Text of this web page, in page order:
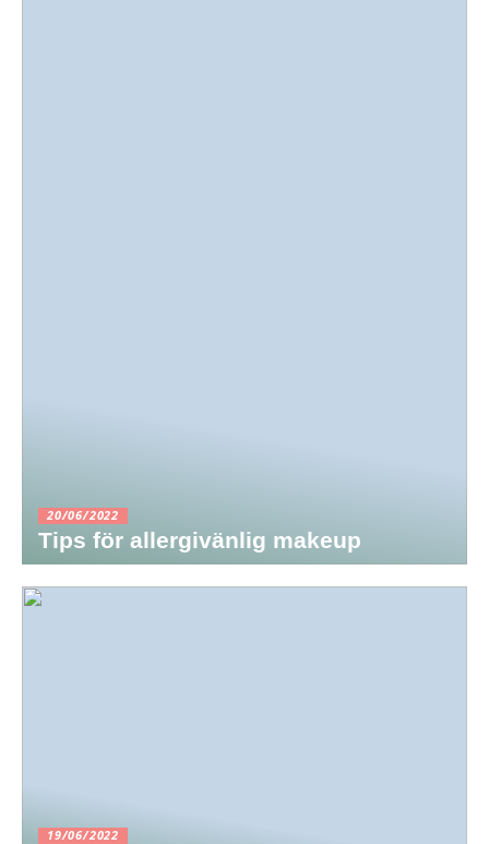
20/06/2022
Tips för allergivänlig makeup
19/06/2022